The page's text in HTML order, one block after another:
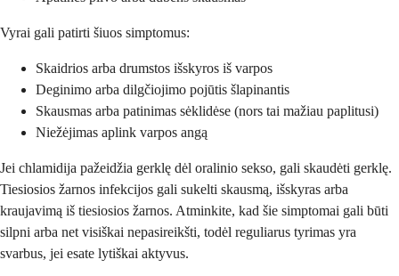
Vyrai gali patirti šiuos simptomus:
Skaidrios arba drumstos išskyros iš varpos
Deginimo arba dilgčiojimo pojūtis šlapinantis
Skausmas arba patinimas sėklidėse (nors tai mažiau paplitusi)
Niežėjimas aplink varpos angą
Jei chlamidija pažeidžia gerklę dėl oralinio sekso, gali skaudėti gerklę.
Tiesiosios žarnos infekcijos gali sukelti skausmą, išskyras arba
kraujavimą iš tiesiosios žarnos. Atminkite, kad šie simptomai gali būti
silpni arba net visiškai nepasireikšti, todėl reguliarus tyrimas yra
svarbus, jei esate lytiškai aktyvus.